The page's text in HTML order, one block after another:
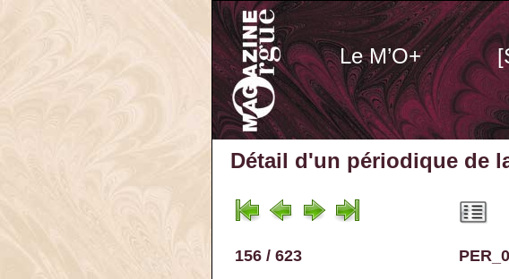
Le M’O+
Détail d'un périodique de
156 / 623